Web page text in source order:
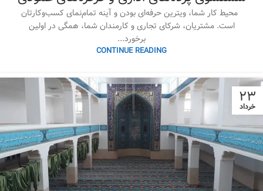
محیط کار شما، ویترین حرفه‌ای بودن و آینه تمام‌نمای کسب‌وکارتان
است. مشتریان، شرکای تجاری و کارمندان شما، همگی در اولین
برخورد...
CONTINUE READING
۲۳
خرداد